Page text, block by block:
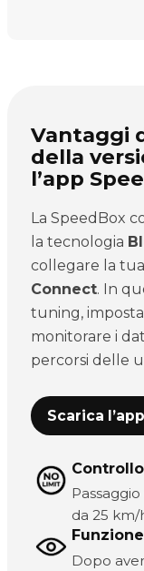
Vantaggi
della
l’app
La SpeedBox
la tecnologia
collegare la
Connect. In
tuning,
monitorare i
percorsi delle
Scarica
da 25 km/
Dopo